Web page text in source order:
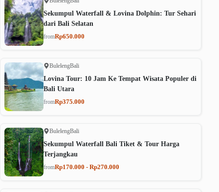
Sekumpul Waterfall & Lovina Dolphin: Tur Sehari
dari Bali Selatan
fromRp650.000
BulelengBali
Lovina Tour: 10 Jam Ke Tempat Wisata Populer di
Bali Utara
fromRp375.000
BulelengBali
Sekumpul Waterfall Bali Tiket & Tour Harga
Terjangkau
fromRp170.000 - Rp270.000